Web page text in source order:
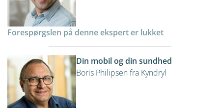
Forespørgslen på denne ekspert er lukket
Din mobil og din sundhed
Boris Philipsen fra Kyndryl